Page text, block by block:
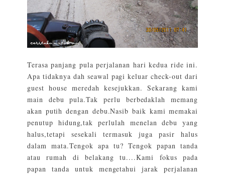
Terasa panjang pula perjalanan hari kedua ride ini.
Apa tidaknya dah seawal pagi keluar check-out dari
guest house meredah kesejukkan. Sekarang kami
main debu pula.Tak perlu berbedaklah memang
akan putih dengan debu.Nasib baik kami memakai
penutup hidung,tak perlulah menelan debu yang
halus,tetapi sesekali termasuk juga pasir halus
dalam mata.Tengok apa tu? Tengok papan tanda
atau rumah di belakang tu....Kami fokus pada
papan tanda untuk mengetahui jarak perjalanan